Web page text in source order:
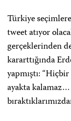
Türkiye
tweet atıyor
gerçeklerinden
kararttığında
yapmıştı:
ayakta